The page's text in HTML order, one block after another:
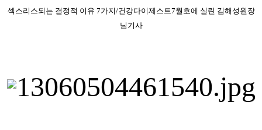
섹스리스되는 결정적 이유 7가지/건강다이제스트7월호에 실린 김해성원장
님기사